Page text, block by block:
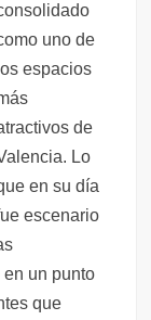
uno de
los espacios
de
Lo
en su día
escenario
un punto
que